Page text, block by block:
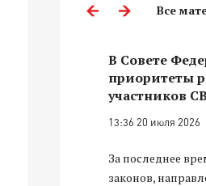
Все
В Совете
приоритеты
участников
13:36 20 июля 2026
За последнее
законов,